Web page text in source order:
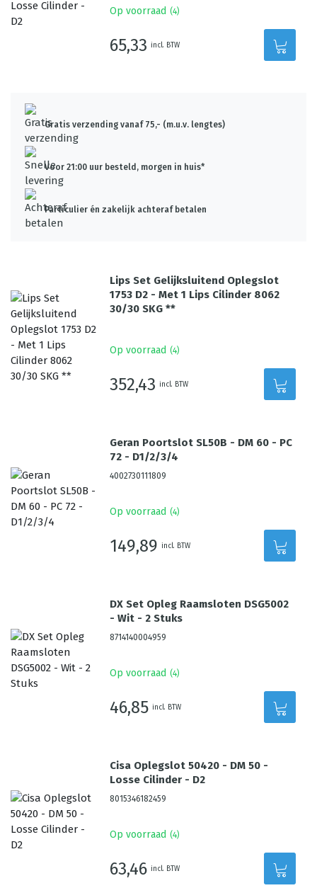
Op voorraad (4)
65,33 incl. BTW
Gratis verzending vanaf 75,- (m.u.v. lengtes)
Voor 21:00 uur besteld, morgen in huis*
Particulier én zakelijk achteraf betalen
Lips Set Gelijksluitend Oplegslot
1753 D2 - Met 1 Lips Cilinder 8062
30/30 SKG **
Op voorraad (4)
352,43 incl. BTW
Geran Poortslot SL50B - DM 60 - PC
72 - D1/2/3/4
4002730111809
Op voorraad (4)
149,89 incl. BTW
DX Set Opleg Raamsloten DSG5002
- Wit - 2 Stuks
8714140004959
Op voorraad (4)
46,85 incl. BTW
Cisa Oplegslot 50420 - DM 50 -
Losse Cilinder - D2
8015346182459
Op voorraad (4)
63,46 incl. BTW